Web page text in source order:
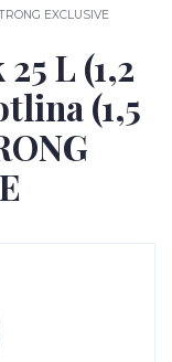
EXCLUSIVE
L (1,2
(1,5